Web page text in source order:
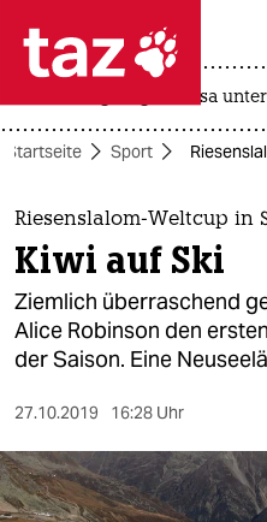
 taz
taz zahl
themen
politik
öko
sport
usa
Startseite Sport
Riesenslalom-Weltcup in
Kiwi auf Ski
Ziemlich überraschend
Alice Robinson den
der Saison. Eine
27.10.2019 16:28 Uhr